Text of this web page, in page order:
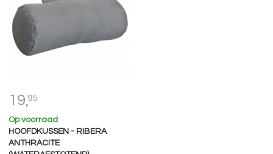
19,95
Op voorraad
HOOFDKUSSEN - RIBERA
ANTHRACITE